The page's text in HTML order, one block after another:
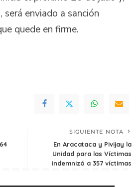
será enviado a sanción
quede en firme.
SIGUIENTE NOTA
En Aracataca y Pivijay la
Unidad para las Víctimas
indemnizó a 357 víctimas